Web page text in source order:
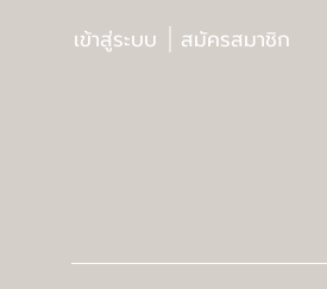
เข้าสู่ระบบ สมัครสมาชิก